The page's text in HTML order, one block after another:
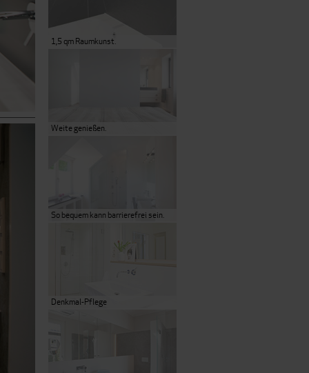
1,5 qm Raumkunst.
Weite genießen.
So bequem kann barrierefrei sein.
Denkmal-Pflege